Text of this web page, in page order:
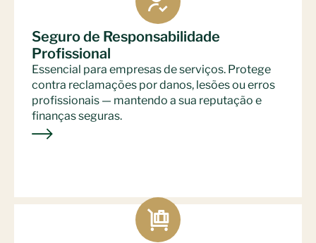
Seguro de Responsabilidade
Profissional
Essencial para empresas de serviços. Protege
contra reclamações por danos, lesões ou erros
profissionais — mantendo a sua reputação e
finanças seguras.